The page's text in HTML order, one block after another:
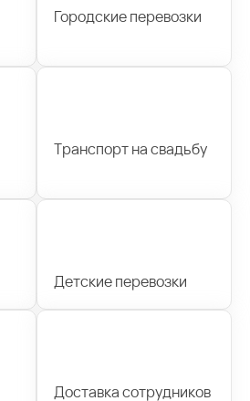
Городские перевозки
Транспорт на свадьбу
Детские перевозки
Доставка сотрудников